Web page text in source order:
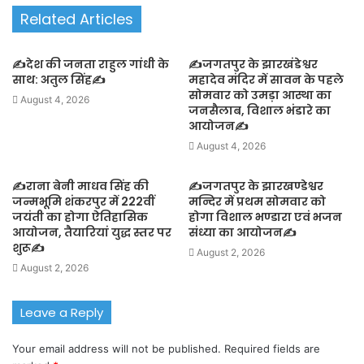
Related Articles
✍️देश की जनता राहुल गांधी के
साथ: अतुल सिंह✍️
August 4, 2026
✍️जगतपुर के झारखंडेश्वर
महादेव मंदिर में सावन के पहले
सोमवार को उमड़ा आस्था का
जनसैलाब, विशाल भंडारे का
आयोजन✍️
August 4, 2026
✍️राना बेनी माधव सिंह की
जन्मभूमि शंकरपुर में 222वीं
जयंती का होगा ऐतिहासिक
आयोजन, तैयारियां युद्ध स्तर पर
शुरू✍️
August 2, 2026
✍️जगतपुर के झारखण्डेश्वर
मन्दिर में प्रथम सोमवार को
होगा विशाल भण्डारा एवं भजन
संध्या का आयोजन✍️
August 2, 2026
Leave a Reply
Your email address will not be published. Required fields are